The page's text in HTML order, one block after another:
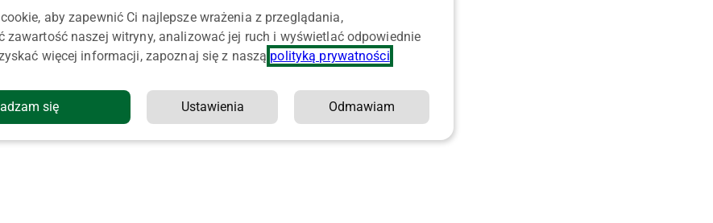
aby zapewnić Ci najlepsze wrażenia z przeglądania,
zawartość naszej witryny, analizować jej ruch i wyświetlać odpowiednie
więcej informacji, zapoznaj się z naszą polityką prywatności
się Ustawienia Odmawiam